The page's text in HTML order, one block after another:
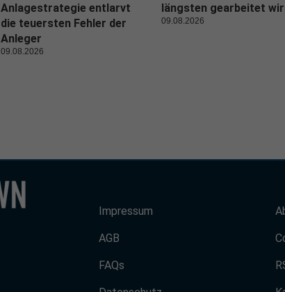
Anlagestrategie entlarvt
die teuersten Fehler der
Anleger
09.08.2026
längsten gearbeitet
09.08.2026
Impressum
AGB
FAQs